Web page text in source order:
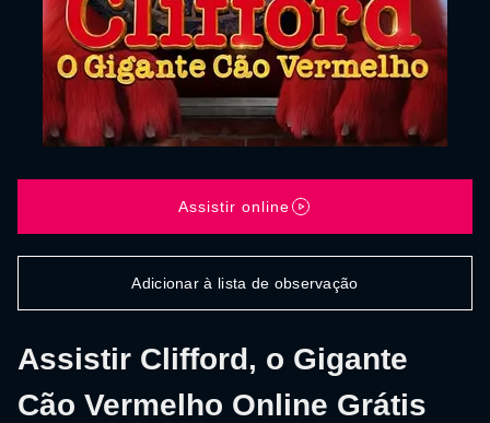
Assistir Clifford, o Gigante
Cão Vermelho Online Grátis
Assistir online
Adicionar à lista de observação